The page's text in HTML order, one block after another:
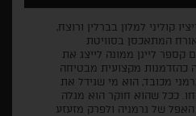
קוליני למלון בברלין ורוצח,
המתאכסן בסוויטת
קספר ליינן ממונה לייצג את
כהזדמנות מקצועית מבטיחה
מכובד, הוא מי שגידל את
ככל שהוא חוקר הוא מגלה
של גרמניה ולפרק מזעזע